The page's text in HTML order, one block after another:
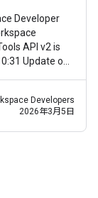
Developer
API v2 is
Update on
Developers
2026年3月5日